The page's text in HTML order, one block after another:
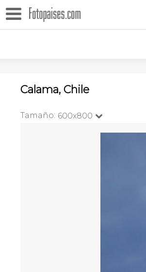
Calama, Chile
Tamaño: 600x800 